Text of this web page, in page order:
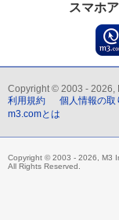
スマホ
Copyright © 2003 - 2026,
利用規約
個人情報の取
m3.comとは
Copyright © 2003 - 2026, M3
All Rights Reserved.